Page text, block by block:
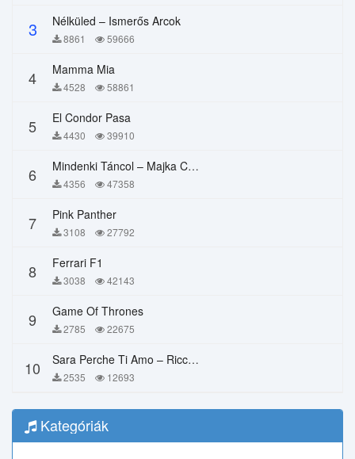
3 Nélküled – Ismerős Arcok
8861 59666
4 Mamma Mia
4528 58861
5 El Condor Pasa
4430 39910
6 Mindenki Táncol – Majka Curtis, Péter Majoros
4356 47358
7 Pink Panther
3108 27792
8 Ferrari F1
3038 42143
9 Game Of Thrones
2785 22675
10 Sara Perche Ti Amo – Ricchi E Poveri
2535 12693
Kategóriák